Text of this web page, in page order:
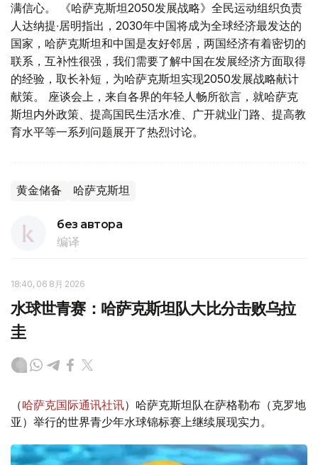
满信心。 《哈萨克斯坦2050发展战略》全民运动组织负责
人达纳提∙居明指出，2030年中国将成为全球经济最发达的
国家，哈萨克斯坦和中国是友好邻居，两国经济有着密切的
联系，互补性很强，我们需要了解中国在发展经济方面取得
的经验，取长补短，为哈萨克斯坦实现2050发展战略献计
献策。 座谈会上，来自各界的年轻人畅所欲言，就哈萨克
斯坦内外政策、提高国民生活水准、广开就业门路、提高教
育水平等一系列问题展开了热烈讨论。
黄金储备 哈萨克斯坦
без автора
编译
18:40, 06 8月 2026
水球世青赛：哈萨克斯坦队大比分击败乌拉
圭
（哈萨克国际通讯社讯）哈萨克斯坦队在萨格勒布（克罗地
亚）举行的世界青少年水球锦标赛上继续展现实力。